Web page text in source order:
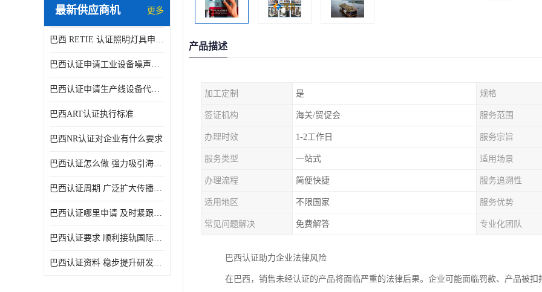
最新供应商机 更多
巴西 RETIE 认证照明灯具申请 RETIE 认证
巴西认证申请工业设备噪声控制认证规范
巴西认证申请生产线设备代理机构选择
巴西ART认证执行标准
巴西NR认证对企业有什么要求
巴西认证怎么做 强力吸引海外投资
巴西认证周期 广泛扩大传播范围
巴西认证哪里申请 及时紧跟法规变化
巴西认证要求 顺利接轨国际规范
巴西认证资料 稳步提升研发能力
产品描述
加工定制 是 规格
签证机构 海关/贸促会 服务范围
办理时效 1-2工作日 服务宗旨
服务类型 一站式 适用场景
办理流程 简便快捷 服务追溯性
适用地区 不限国家 服务优势
常见问题解决 免费解答 专业化团队
巴西认证助力企业法律风险
在巴西，销售未经认证的产品将面临严重的法律后果。企业可能面临罚款、产品被